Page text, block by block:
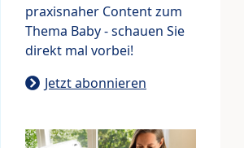
praxisnaher Content zum
Thema Baby - schauen Sie
direkt mal vorbei!
Jetzt abonnieren